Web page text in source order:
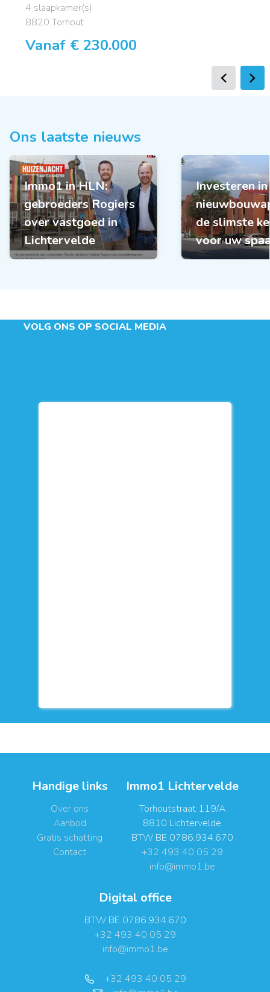
4 slaapkamer(s)
8820 Torhout
Vanaf € 230.000
Ons laatste nieuws
Immo1 in HLN:
gebroeders Rogiers
over vastgoed in
Lichtervelde
Investeren in
de slimste
voor uw
VOLG ONS OP SOCIAL MEDIA
Handige links
Over ons
Aanbod
Gratis schatting
Contact
Immo1 Lichtervelde
Torhoutstraat 119/A
8810 Lichtervelde
BTW BE 0786.934.670
+32 493 40 05 29
info@immo1.be
Digital office
BTW BE 0786.934.670
+32 493 40 05 29
info@immo1.be
+32 493 40 05 29